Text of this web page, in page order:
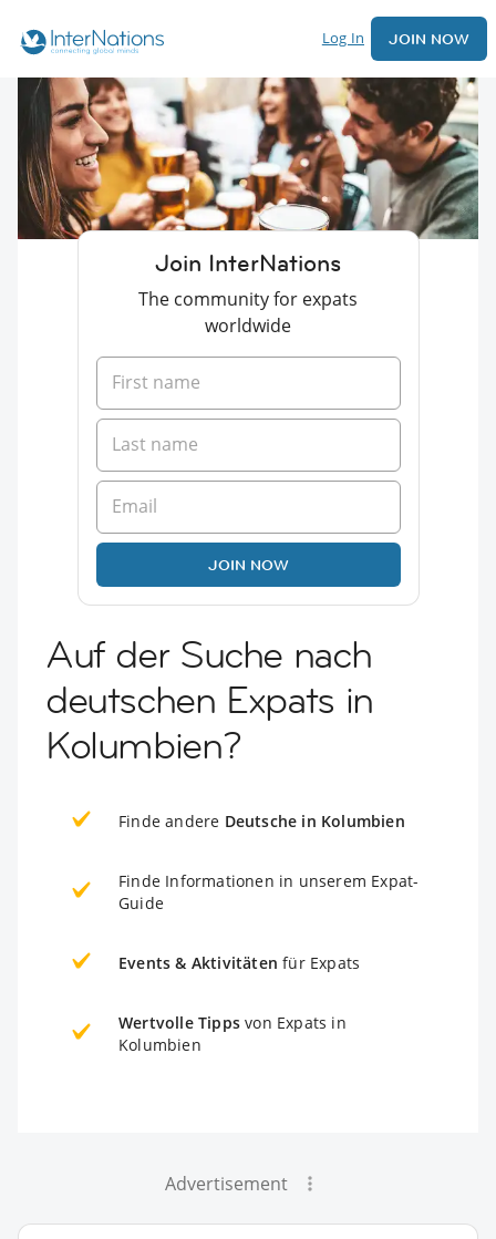
Log In JOIN NOW
Join InterNations
The community for expats
worldwide
JOIN NOW
Auf der Suche nach
deutschen Expats in
Kolumbien?
Finde andere Deutsche in Kolumbien
Finde Informationen in unserem Expat-
Guide
Events & Aktivitäten für Expats
Wertvolle Tipps von Expats in
Kolumbien
Advertisement